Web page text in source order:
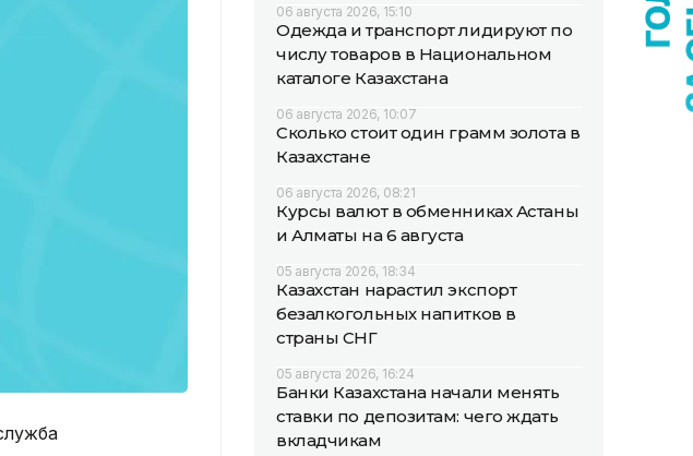
06 августа 2026, 15:10
Одежда и транспорт лидируют по
числу товаров в Национальном
каталоге Казахстана
06 августа 2026, 10:07
Сколько стоит один грамм золота в
Казахстане
06 августа 2026, 08:21
Курсы валют в обменниках Астаны
и Алматы на 6 августа
05 августа 2026, 18:34
Казахстан нарастил экспорт
безалкогольных напитков в
страны СНГ
05 августа 2026, 16:24
Банки Казахстана начали менять
ставки по депозитам: чего ждать
вкладчикам